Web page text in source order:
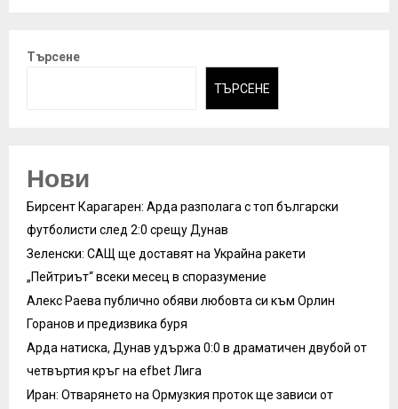
Търсене
ТЪРСЕНЕ
Нови
Бирсент Карагарен: Арда разполага с топ български
футболисти след 2:0 срещу Дунав
Зеленски: САЩ ще доставят на Украйна ракети
„Пейтриът“ всеки месец в споразумение
Алекс Раева публично обяви любовта си към Орлин
Горанов и предизвика буря
Арда натиска, Дунав удържа 0:0 в драматичен двубой от
четвъртия кръг на efbet Лига
Иран: Отварянето на Ормузкия проток ще зависи от